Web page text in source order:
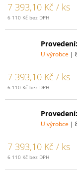
7 393,10 Kč / ks
6 110 Kč bez DPH
U výrobce |
7 393,10 Kč / ks
6 110 Kč bez DPH
U výrobce |
7 393,10 Kč / ks
6 110 Kč bez DPH